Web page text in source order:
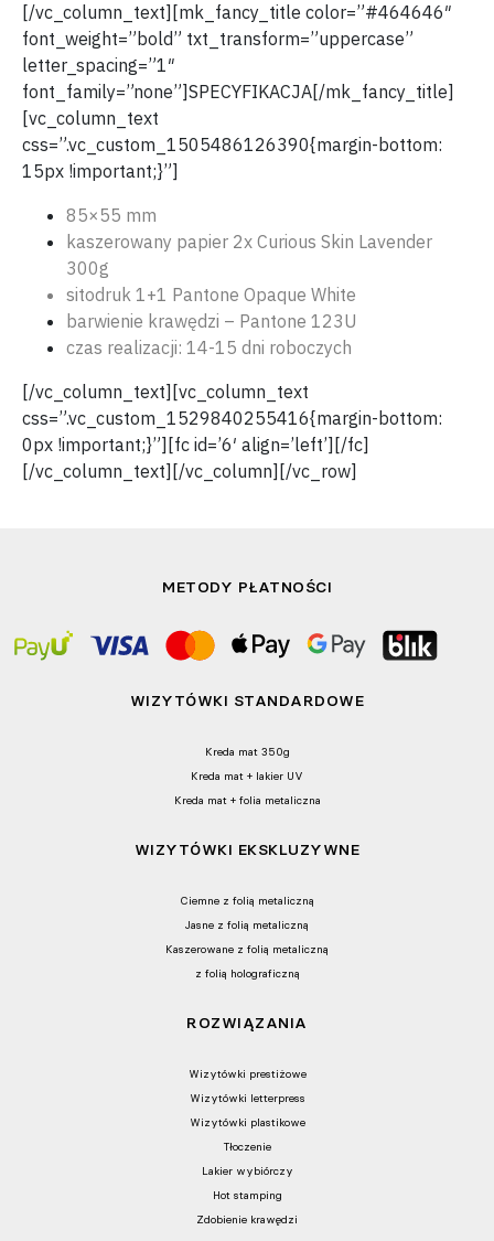
[/vc_column_text][mk_fancy_title color=”#464646″
font_weight=”bold” txt_transform=”uppercase”
letter_spacing=”1″
font_family=”none”]SPECYFIKACJA[/mk_fancy_title]
[vc_column_text
css=”.vc_custom_1505486126390{margin-bottom:
15px !important;}”]
85×55 mm
kaszerowany papier 2x Curious Skin Lavender
300g
sitodruk 1+1 Pantone Opaque White
barwienie krawędzi – Pantone 123U
czas realizacji: 14-15 dni roboczych
[/vc_column_text][vc_column_text
css=”.vc_custom_1529840255416{margin-bottom:
0px !important;}”][fc id=’6′ align=’left’][/fc]
[/vc_column_text][/vc_column][/vc_row]
METODY PŁATNOŚCI
WIZYTÓWKI STANDARDOWE
Kreda mat 350g
Kreda mat + lakier UV
Kreda mat + folia metaliczna
WIZYTÓWKI EKSKLUZYWNE
Ciemne z folią metaliczną
Jasne z folią metaliczną
Kaszerowane z folią metaliczną
z folią holograficzną
ROZWIĄZANIA
Wizytówki prestiżowe
Wizytówki letterpress
Wizytówki plastikowe
Tłoczenie
Lakier wybiórczy
Hot stamping
Zdobienie krawędzi